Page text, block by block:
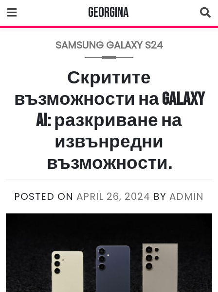
to
content
Georgina
SAMSUNG GALAXY S24
Скритите
възможности на Galaxy
AI: разкриване на
извънредни
възможности.
POSTED ON APRIL 26, 2024 BY ADMIN